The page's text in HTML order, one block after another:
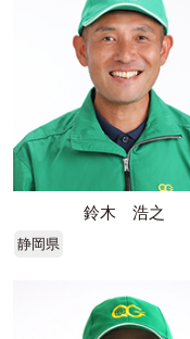
鈴木 浩之
静岡県